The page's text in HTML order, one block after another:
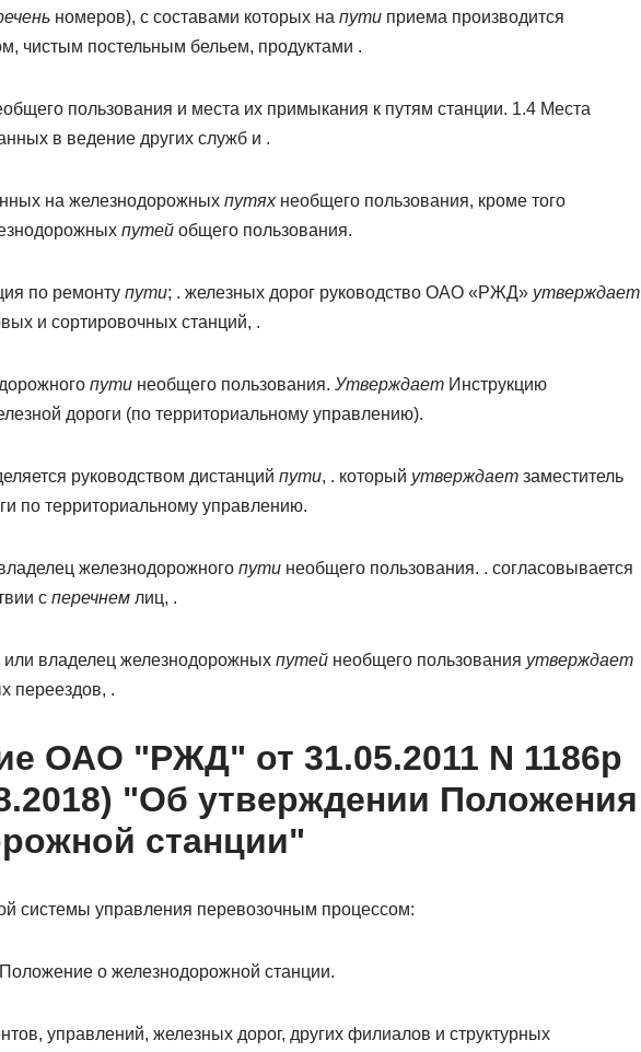
номеров), с составами которых на путиприема производится
чистым постельным бельем, продуктами .
пользования и места их примыкания к путям станции. 1.4 Места
в ведение других служб и .
на железнодорожных путяхнеобщего пользования, кроме того
путейобщего пользования.
по ремонту пути; . железных дорог руководство ОАО «РЖД» утверждает
и сортировочных станций, .
путинеобщего пользования. УтверждаетИнструкцию
дороги (по территориальному управлению).
руководством дистанций пути, . который утверждаетзаместитель
по территориальному управлению.
железнодорожного путинеобщего пользования. . согласовывается
с перечнемлиц, .
владелец железнодорожных путейнеобщего пользования утверждает
переездов, .
ОАО "РЖД" от 31.05.2011 N 1186р
"Об утверждении Положения
станции"
системы управления перевозочным процессом:
о железнодорожной станции.
управлений, железных дорог, других филиалов и структурных